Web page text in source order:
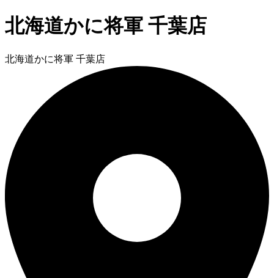
北海道かに将軍 千葉店
北海道かに将軍 千葉店